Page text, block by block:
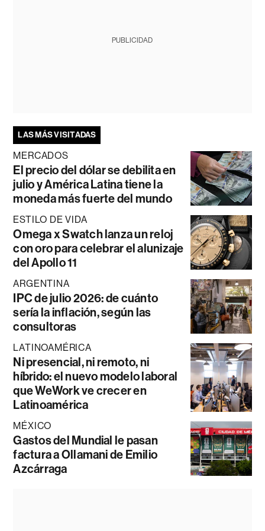
PUBLICIDAD
LAS MÁS VISITADAS
MERCADOS
El precio del dólar se debilita en
julio y América Latina tiene la
moneda más fuerte del mundo
ESTILO DE VIDA
Omega x Swatch lanza un reloj
con oro para celebrar el alunizaje
del Apollo 11
ARGENTINA
IPC de julio 2026: de cuánto
sería la inflación, según las
consultoras
LATINOAMÉRICA
Ni presencial, ni remoto, ni
híbrido: el nuevo modelo laboral
que WeWork ve crecer en
Latinoamérica
MÉXICO
Gastos del Mundial le pasan
factura a Ollamani de Emilio
Azcárraga